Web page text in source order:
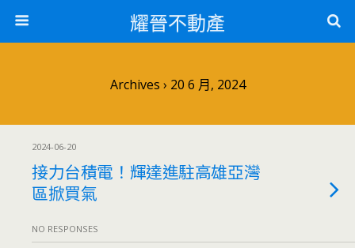
耀晉不動產
Archives › 20 6 月, 2024
2024-06-20
接力台積電！輝達進駐高雄亞灣
區掀買氣
NO RESPONSES